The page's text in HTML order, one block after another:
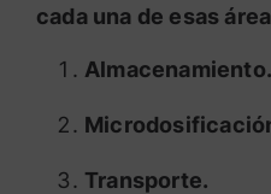
cada una de esas
Almacenamiento.
Transporte.